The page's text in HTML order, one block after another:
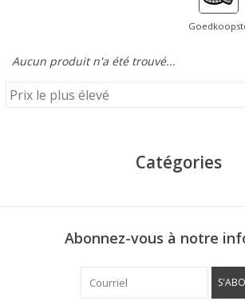
Aucun produit n'a été trouvé...
Catégories
Abonnez-vous à notre